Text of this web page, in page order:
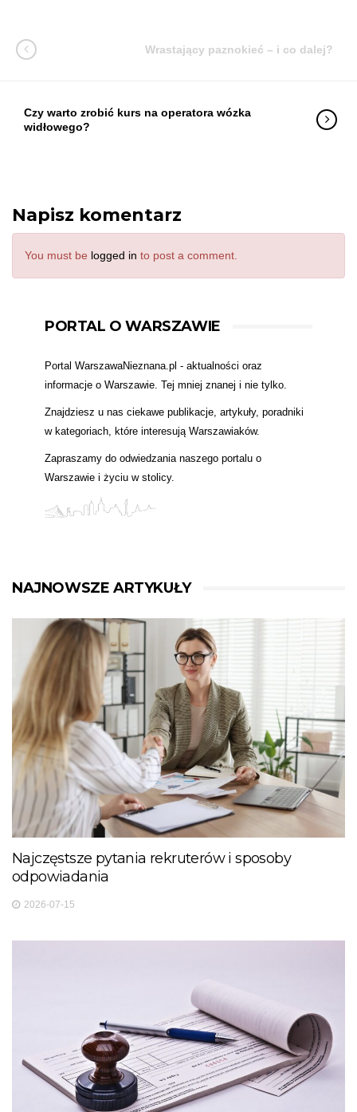
Wrastający paznokieć – i co dalej?
Czy warto zrobić kurs na operatora wózka
widłowego?
Napisz komentarz
You must be logged in to post a comment.
PORTAL O WARSZAWIE
Portal WarszawaNieznana.pl - aktualności oraz
informacje o Warszawie. Tej mniej znanej i nie tylko.
Znajdziesz u nas ciekawe publikacje, artykuły, poradniki
w kategoriach, które interesują Warszawiaków.
Zapraszamy do odwiedzania naszego portalu o
Warszawie i życiu w stolicy.
NAJNOWSZE ARTYKUŁY
Najczęstsze pytania rekruterów i sposoby
odpowiadania
2026-07-15